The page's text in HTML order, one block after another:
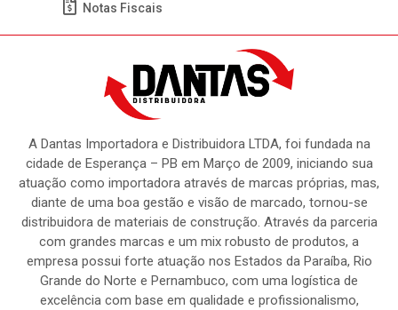
Notas Fiscais
A Dantas Importadora e Distribuidora LTDA, foi fundada na
cidade de Esperança – PB em Março de 2009, iniciando sua
atuação como importadora através de marcas próprias, mas,
diante de uma boa gestão e visão de marcado, tornou-se
distribuidora de materiais de construção. Através da parceria
com grandes marcas e um mix robusto de produtos, a
empresa possui forte atuação nos Estados da Paraíba, Rio
Grande do Norte e Pernambuco, com uma logística de
excelência com base em qualidade e profissionalismo,